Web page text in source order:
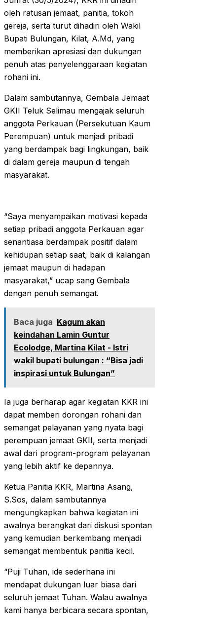
oleh ratusan jemaat, panitia, tokoh
gereja, serta turut dihadiri oleh Wakil
Bupati Bulungan, Kilat, A.Md, yang
memberikan apresiasi dan dukungan
penuh atas penyelenggaraan kegiatan
rohani ini.
Dalam sambutannya, Gembala Jemaat
GKII Teluk Selimau mengajak seluruh
anggota Perkauan (Persekutuan Kaum
Perempuan) untuk menjadi pribadi
yang berdampak bagi lingkungan, baik
di dalam gereja maupun di tengah
masyarakat.
“Saya menyampaikan motivasi kepada
setiap pribadi anggota Perkauan agar
senantiasa berdampak positif dalam
kehidupan setiap saat, baik di kalangan
jemaat maupun di hadapan
masyarakat,” ucap sang Gembala
dengan penuh semangat.
Baca juga Kagum akan
keindahan Lamin Guntur
Ecolodge, Martina Kilat - Istri
wakil bupati bulungan : “Bisa jadi
inspirasi untuk Bulungan”
Ia juga berharap agar kegiatan KKR ini
dapat memberi dorongan rohani dan
semangat pelayanan yang nyata bagi
perempuan jemaat GKII, serta menjadi
awal dari program-program pelayanan
yang lebih aktif ke depannya.
Ketua Panitia KKR, Martina Asang,
S.Sos, dalam sambutannya
mengungkapkan bahwa kegiatan ini
awalnya berangkat dari diskusi spontan
yang kemudian berkembang menjadi
semangat membentuk panitia kecil.
“Puji Tuhan, ide sederhana ini
mendapat dukungan luar biasa dari
seluruh jemaat Tuhan. Walau awalnya
kami hanya berbicara secara spontan,